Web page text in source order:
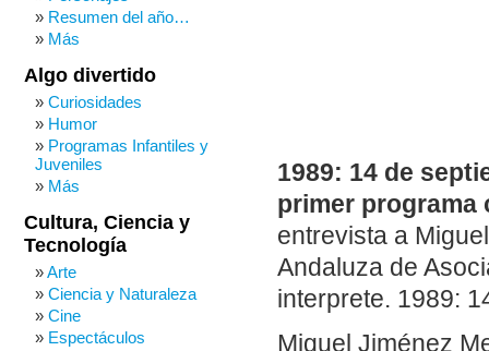
1989: 14 de
primer programa
entrevista a
Andaluza de
interprete. 1989:
Miguel Jiménez
Resumen del año…
Más
Algo divertido
Curiosidades
Humor
Programas Infantiles y
Juveniles
Más
Cultura, Ciencia y
Tecnología
Arte
Ciencia y Naturaleza
Cine
Espectáculos